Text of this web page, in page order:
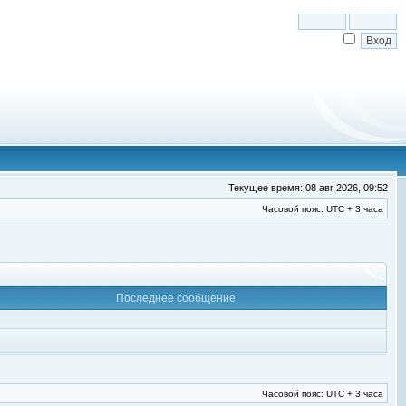
Текущее время: 08 авг 2026, 09:52
Часовой пояс: UTC + 3 часа
Последнее сообщение
Часовой пояс: UTC + 3 часа